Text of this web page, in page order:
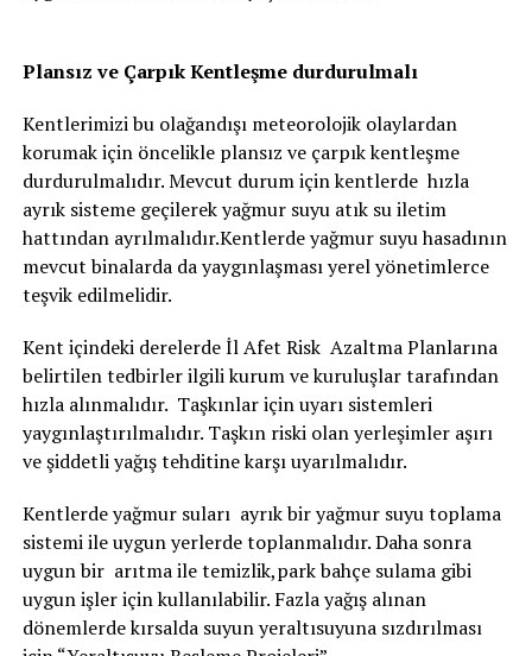
Plansız ve Çarpık Kentleşme durdurulmalı
Kentlerimizi bu olağandışı meteorolojik olaylardan
korumak için öncelikle plansız ve çarpık kentleşme
durdurulmalıdır. Mevcut durum için kentlerde hızla
ayrık sisteme geçilerek yağmur suyu atık su iletim
hattından ayrılmalıdır.Kentlerde yağmur suyu hasadının
mevcut binalarda da yaygınlaşması yerel yönetimlerce
teşvik edilmelidir.
Kent içindeki derelerde İl Afet Risk Azaltma Planlarına
belirtilen tedbirler ilgili kurum ve kuruluşlar tarafından
hızla alınmalıdır. Taşkınlar için uyarı sistemleri
yaygınlaştırılmalıdır. Taşkın riski olan yerleşimler aşırı
ve şiddetli yağış tehditine karşı uyarılmalıdır.
Kentlerde yağmur suları ayrık bir yağmur suyu toplama
sistemi ile uygun yerlerde toplanmalıdır. Daha sonra
uygun bir arıtma ile temizlik,park bahçe sulama gibi
uygun işler için kullanılabilir. Fazla yağış alınan
dönemlerde kırsalda suyun yeraltısuyuna sızdırılması